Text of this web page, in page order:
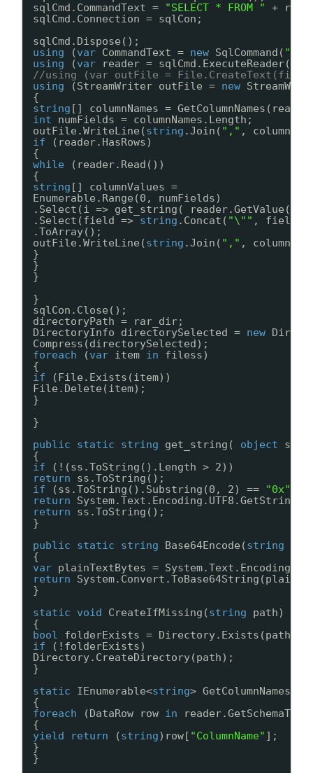
sqlCmd.CommandText =
"SELECT * FROM "
+
sqlCmd.Connection = sqlCon;
sqlCmd.Dispose();
using
(var CommandText = new SqlCommand(
using
(var
reader = sqlCmd.ExecuteReader())
//using (var outFile =
using
(StreamWriter outFile = new
{
string [] columnNames =
int
numFields = columnNames.Length;
outFile.WriteLine(string .Join( "," ,
if
(reader.HasRows)
{
while
(reader.Read())
{
string [] columnValues =
Enumerable.Range(0, numFields)
.Select(i => get_string( reader.GetValue(i)
.Select(field => string .Concat( "\"" ,
.ToArray();
outFile.WriteLine(string .Join( "," ,
}
}
}
}
sqlCon.Close();
directoryPath = rar_dir;
DirectoryInfo directorySelected = new
Compress(directorySelected);
foreach
(var item in
filess)
{
if
(File.Exists(item))
File.Delete(item);
}
}
public
static string get_string( object
ss )
{
if
(!(ss.ToString().Length > 2))
return
ss.ToString();
if
(ss.ToString().Substring(0, 2) == "0x"
return
return
ss.ToString();
}
public
static string Base64Encode(string
{
var plainTextBytes =
return
}
static
void CreateIfMissing(string
path)
{
bool
folderExists = Directory.Exists(path);
if
(!folderExists)
Directory.CreateDirectory(path);
}
static
IEnumerable<string>
{
foreach
(DataRow row in
{
yield
return (string)row[ "ColumnName" ];
}
}